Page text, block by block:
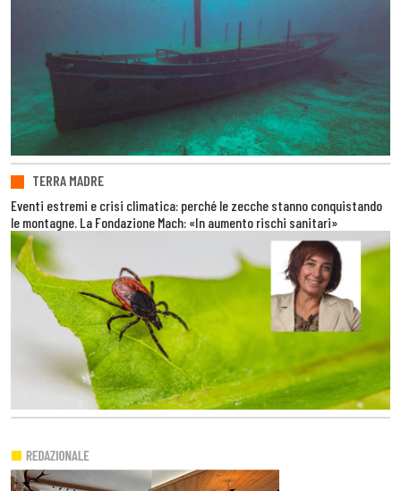
TERRA MADRE
Eventi estremi e crisi climatica: perché le zecche stanno conquistando
le montagne. La Fondazione Mach: «In aumento rischi sanitari»